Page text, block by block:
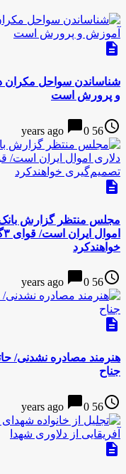
description
شناساندن سواحل
و پرورش است
access_time
56 years ago
chat_bubble0
description
خواهندکرد
access_time
56 years ago
chat_bubble0
description
هنرمند مصادره نشدنی/
جناح
access_time
56 years ago
chat_bubble0
description